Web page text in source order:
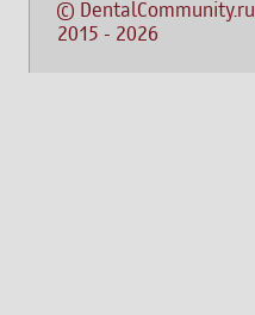
© DentalCommunity.ru
2015 - 2026